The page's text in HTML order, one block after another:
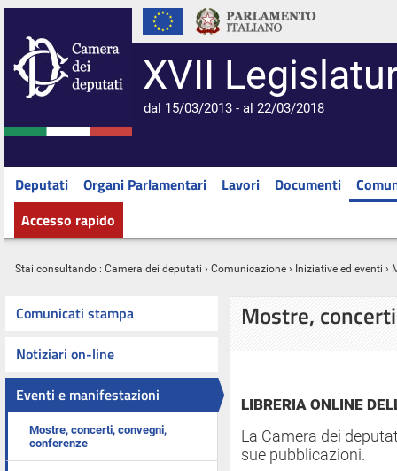
XVII
dal 15/03/2013 - al 22/03/2018
Deputati Organi Parlamentari Lavori Documenti
Accesso rapido
Stai consultando : Camera dei deputati › Comunicazione › Iniziative ed eventi ›
Comunicati stampa
Notiziari on-line
Eventi e manifestazioni
Mostre, concerti, convegni,
conferenze
Mostre,
LIBRERIA ONLINE
La Camera dei
sue pubblicazioni.